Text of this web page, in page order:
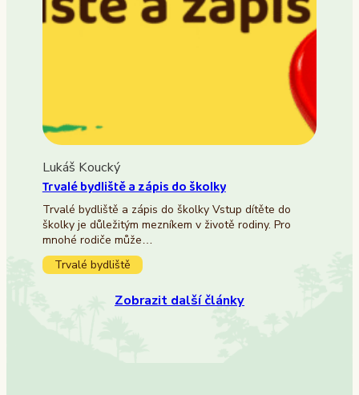
Lukáš Koucký
Trvalé bydliště a zápis do školky
Trvalé bydliště a zápis do školky Vstup dítěte do
školky je důležitým mezníkem v životě rodiny. Pro
mnohé rodiče může…
Trvalé bydliště
Zobrazit další články